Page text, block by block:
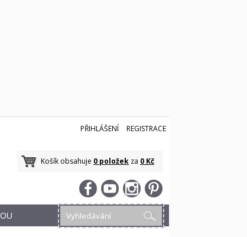
PŘIHLÁŠENÍ REGISTRACE
Košík obsahuje 0 položek za 0 Kč